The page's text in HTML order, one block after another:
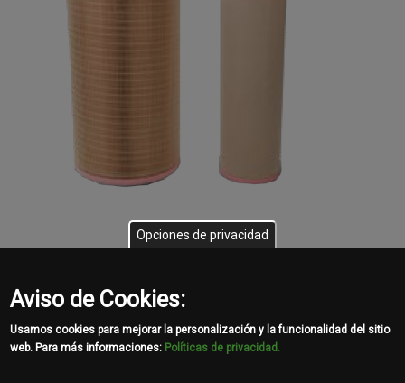
John Deere y Kurosu & Cía. le ofrecen además el mejor soporte
posventa y garantía de 12 meses por la compra e instalación de
Opciones de privacidad
Aviso de Cookies:
Usamos cookies para mejorar la personalización y la funcionalidad del sitio
web. Para más informaciones: Políticas de privacidad.